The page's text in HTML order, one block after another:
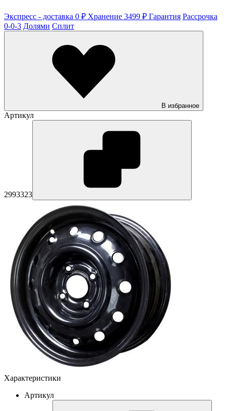
Экспресс - доставка 0 ₽ Хранение 3499 ₽ Гарантия Рассрочка
0-0-3 Долями Сплит
В избранное
Артикул
2993323
Характеристики
Артикул